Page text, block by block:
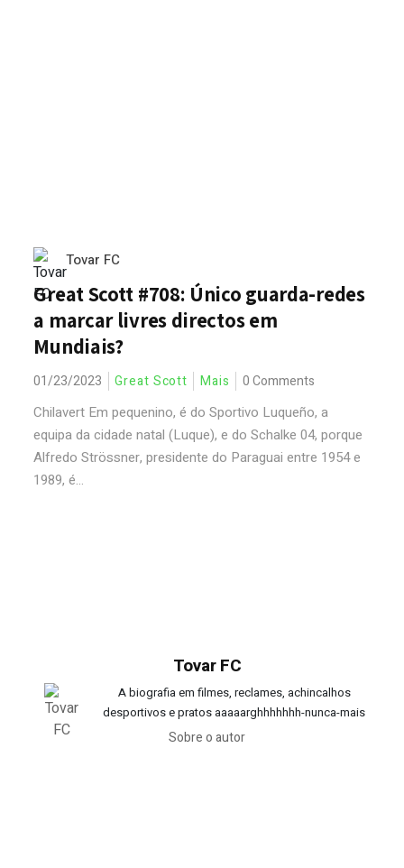
Tovar FC
Great Scott #708: Único guarda-redes
a marcar livres directos em
Mundiais?
01/23/2023 Great Scott Mais 0 Comments
Chilavert Em pequenino, é do Sportivo Luqueño, a
equipa da cidade natal (Luque), e do Schalke 04, porque
Alfredo Strössner, presidente do Paraguai entre 1954 e
1989, é...
Tovar FC
A biografia em filmes, reclames, achincalhos
desportivos e pratos aaaaarghhhhhhh-nunca-mais
Sobre o autor